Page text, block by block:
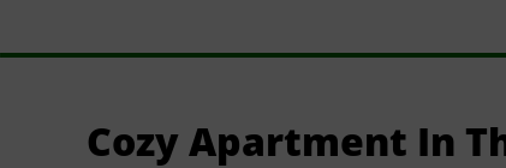
Cozy Apartment In